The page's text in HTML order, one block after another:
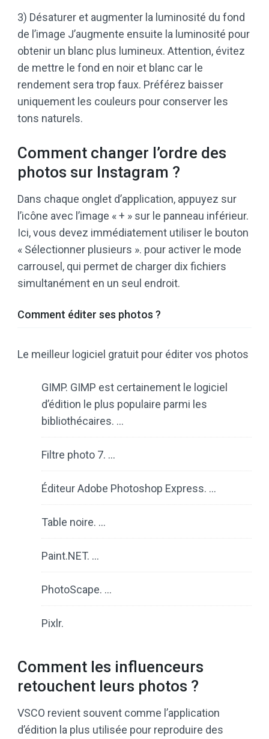
3) Désaturer et augmenter la luminosité du fond
de l’image J’augmente ensuite la luminosité pour
obtenir un blanc plus lumineux. Attention, évitez
de mettre le fond en noir et blanc car le
rendement sera trop faux. Préférez baisser
uniquement les couleurs pour conserver les
tons naturels.
Comment changer l’ordre des
photos sur Instagram ?
Dans chaque onglet d’application, appuyez sur
l’icône avec l’image « + » sur le panneau inférieur.
Ici, vous devez immédiatement utiliser le bouton
« Sélectionner plusieurs ». pour activer le mode
carrousel, qui permet de charger dix fichiers
simultanément en un seul endroit.
Comment éditer ses photos ?
Le meilleur logiciel gratuit pour éditer vos photos
GIMP. GIMP est certainement le logiciel
d’édition le plus populaire parmi les
bibliothécaires. …
Filtre photo 7. …
Éditeur Adobe Photoshop Express. …
Table noire. …
Paint.NET. …
PhotoScape. …
Pixlr.
Comment les influenceurs
retouchent leurs photos ?
VSCO revient souvent comme l’application
d’édition la plus utilisée pour reproduire des